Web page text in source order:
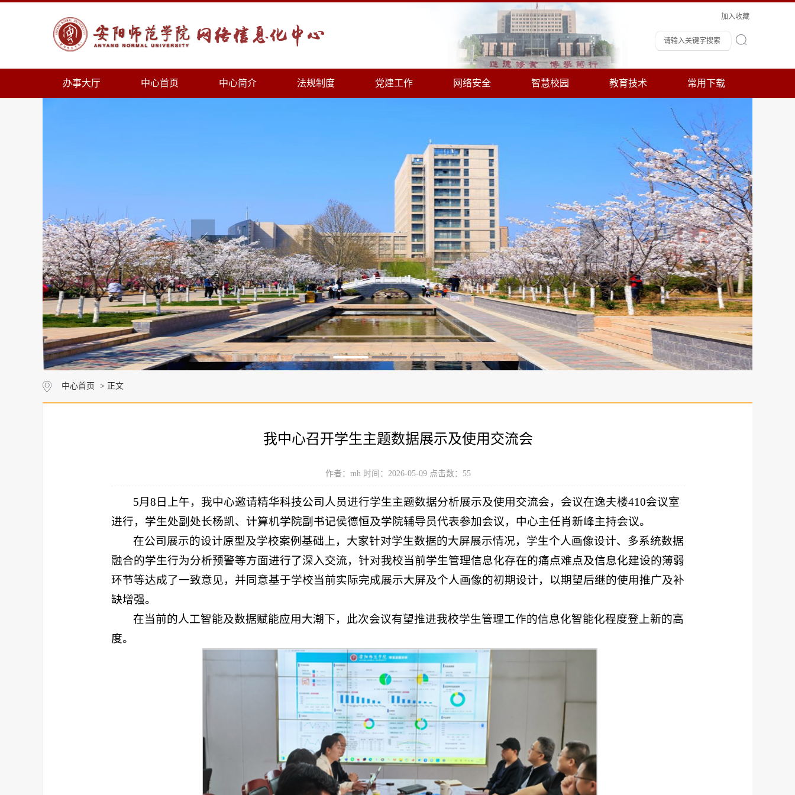
加入收藏
办事大厅 中心首页 中心简介 法规制度 党建工作 网络安全 智慧校园 教育技术 常用下载
中心首页 > 正文
我中心召开学生主题数据展示及使用交流会
作者：mh 时间：2026-05-09 点击数： 55
5月8日上午，我中心邀请精华科技公司人员进行学生主题数据分析展示及使用交流会，会议在逸夫楼410会议室
进行，学生处副处长杨凯、计算机学院副书记侯德恒及学院辅导员代表参加会议，中心主任肖新峰主持会议。
在公司展示的设计原型及学校案例基础上，大家针对学生数据的大屏展示情况，学生个人画像设计、多系统数据
融合的学生行为分析预警等方面进行了深入交流，针对我校当前学生管理信息化存在的痛点难点及信息化建设的薄弱
环节等达成了一致意见，并同意基于学校当前实际完成展示大屏及个人画像的初期设计，以期望后继的使用推广及补
缺增强。
在当前的人工智能及数据赋能应用大潮下，此次会议有望推进我校学生管理工作的信息化智能化程度登上新的高
度。